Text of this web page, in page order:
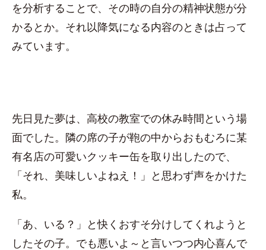
を分析することで、その時の自分の精神状態が分
かるとか。それ以降気になる内容のときは占って
みています。
先日見た夢は、高校の教室での休み時間という場
面でした。隣の席の子が鞄の中からおもむろに某
有名店の可愛いクッキー缶を取り出したので、
「それ、美味しいよねえ！」と思わず声をかけた
私。
「あ、いる？」と快くおすそ分けしてくれようと
したその子。でも悪いよ～と言いつつ内心喜んで